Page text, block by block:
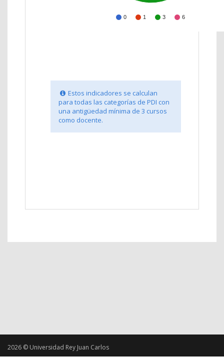
0 1 3 6
Estos indicadores se calculan
para todas las categorías de PDI con
una antigüedad mínima de 3 cursos
como docente.
2026 © Universidad Rey Juan Carlos